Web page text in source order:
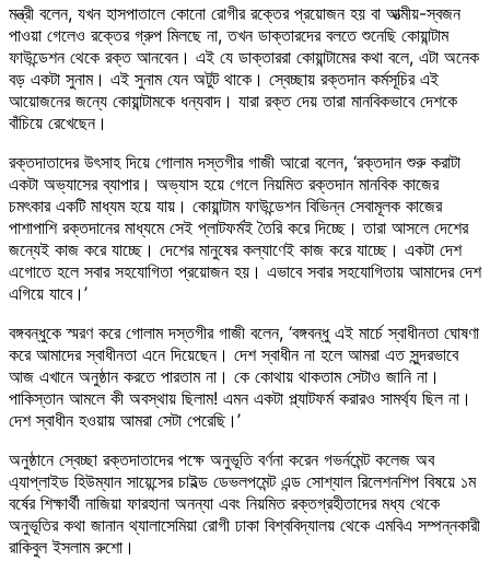
মন্ত্রী বলেন, যখন হাসপাতালে কোনো রোগীর রক্তের প্রয়োজন হয় বা আত্মীয়-স্বজন
পাওয়া গেলেও রক্তের গ্রুপ মিলছে না, তখন ডাক্তারদের বলতে শুনেছি কোয়ান্টাম
ফাউন্ডেশন থেকে রক্ত আনবেন। এই যে ডাক্তাররা কোয়ান্টামের কথা বলে, এটা অনেক
বড় একটা সুনাম। এই সুনাম যেন অটুট থাকে। স্বেচ্ছায় রক্তদান কর্মসূচির এই
আয়োজনের জন্যে কোয়ান্টামকে ধন্যবাদ। যারা রক্ত দেয় তারা মানবিকভাবে দেশকে
বাঁচিয়ে রেখেছেন।
রক্তদাতাদের উৎসাহ দিয়ে গোলাম দস্তগীর গাজী আরো বলেন, ‘রক্তদান শুরু করাটা
একটা অভ্যাসের ব্যাপার। অভ্যাস হয়ে গেলে নিয়মিত রক্তদান মানবিক কাজের
চমৎকার একটি মাধ্যম হয়ে যায়। কোয়ান্টাম ফাউন্ডেশন বিভিন্ন সেবামূলক কাজের
পাশাপাশি রক্তদানের মাধ্যমে সেই প্লাটফর্মই তৈরি করে দিচ্ছে। তারা আসলে দেশের
জন্যেই কাজ করে যাচ্ছে। দেশের মানুষের কল্যাণেই কাজ করে যাচ্ছে। একটা দেশ
এগোতে হলে সবার সহযোগিতা প্রয়োজন হয়। এভাবে সবার সহযোগিতায় আমাদের দেশ
এগিয়ে যাবে।’
বঙ্গবন্ধুকে স্মরণ করে গোলাম দস্তগীর গাজী বলেন, ‘বঙ্গবন্ধু এই মার্চে স্বাধীনতা ঘোষণা
করে আমাদের স্বাধীনতা এনে দিয়েছেন। দেশ স্বাধীন না হলে আমরা এত সুন্দরভাবে
আজ এখানে অনুষ্ঠান করতে পারতাম না। কে কোথায় থাকতাম সেটাও জানি না।
পাকিস্তান আমলে কী অবস্থায় ছিলাম! এমন একটা প্ল্যাটফর্ম করারও সামর্থ্য ছিল না।
দেশ স্বাধীন হওয়ায় আমরা সেটা পেরেছি।’
অনুষ্ঠানে স্বেচ্ছা রক্তদাতাদের পক্ষে অনুভূতি বর্ণনা করেন গভর্নমেন্ট কলেজ অব
এ্যাপ্লাইড হিউম্যান সায়েন্সের চাইল্ড ডেভলপমেন্ট এন্ড সোশ্যাল রিলেশনশিপ বিষয়ে ১ম
বর্ষের শিক্ষার্থী নাজিয়া ফারহানা অনন্যা এবং নিয়মিত রক্তগ্রহীতাদের মধ্য থেকে
অনুভূতির কথা জানান থ্যালাসেমিয়া রোগী ঢাকা বিশ্ববিদ্যালয় থেকে এমবিএ সম্পন্নকারী
রাকিবুল ইসলাম রুশো।